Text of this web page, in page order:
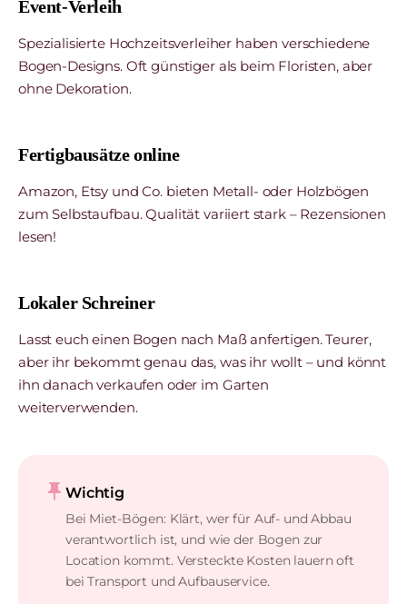
Event-Verleih
Spezialisierte Hochzeitsverleiher haben verschiedene
Bogen-Designs. Oft günstiger als beim Floristen, aber
ohne Dekoration.
Fertigbausätze online
Amazon, Etsy und Co. bieten Metall- oder Holzbögen
zum Selbstaufbau. Qualität variiert stark – Rezensionen
lesen!
Lokaler Schreiner
Lasst euch einen Bogen nach Maß anfertigen. Teurer,
aber ihr bekommt genau das, was ihr wollt – und könnt
ihn danach verkaufen oder im Garten
weiterverwenden.
push_pin Wichtig
Bei Miet-Bögen: Klärt, wer für Auf- und Abbau
verantwortlich ist, und wie der Bogen zur
Location kommt. Versteckte Kosten lauern oft
bei Transport und Aufbauservice.